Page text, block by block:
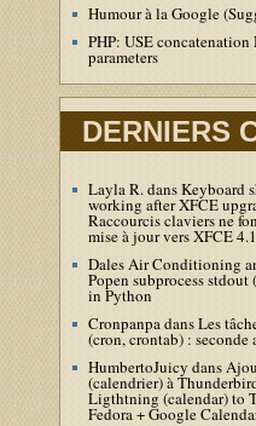
Humour à la Google
PHP: USE
parameters
DERNIERS
Layla R.dansKeyboard
working after XFCE
Raccourcis claviers ne
mise à jour vers XFCE
Dales Air Conditioning
Popen subprocess
in Python
CronpanpadansLes
(cron, crontab) : seconde
HumbertoJuicy dans
(calendrier) à
Ligthtning (calendar) to
Fedora + Google